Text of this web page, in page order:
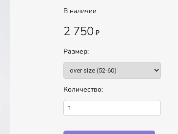
В наличии
2 750 ₽
Размер:
Количество: